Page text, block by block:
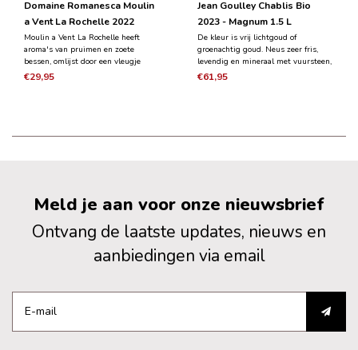
Domaine Romanesca Moulin
a Vent La Rochelle 2022
Moulin a Vent La Rochelle heeft
aroma's van pruimen en zoete
bessen, omlijst door een vleugje
zoete kruiden en vanillestokjes. Het
is een medium tot volle wijn, rijk en
€29,95
Jean Goulley Chablis Bio
2023 - Magnum 1.5 L
De kleur is vrij lichtgoud of
groenachtig goud. Neus zeer fris,
levendig en mineraal met vuursteen,
groene appel, citroen, kreupelhout en
veldpaddenstoel. Noten van
€61,95
Meld je aan voor onze nieuwsbrief
Ontvang de laatste updates, nieuws en
aanbiedingen via email